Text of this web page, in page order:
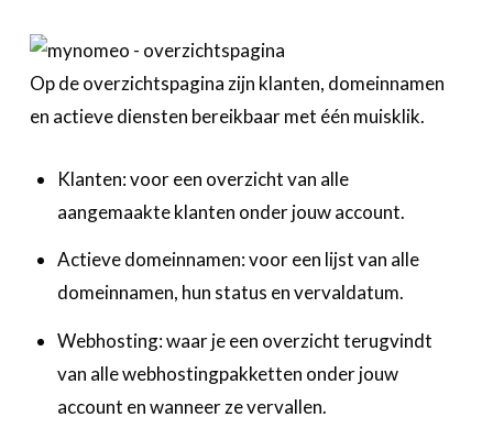
Op de overzichtspagina zijn klanten, domeinnamen
en actieve diensten bereikbaar met één muisklik.
Klanten: voor een overzicht van alle
aangemaakte klanten onder jouw account.
Actieve domeinnamen: voor een lijst van alle
domeinnamen, hun status en vervaldatum.
Webhosting: waar je een overzicht terugvindt
van alle webhostingpakketten onder jouw
account en wanneer ze vervallen.